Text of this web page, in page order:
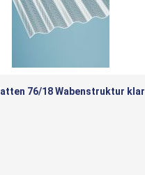
76/18 Wabenstruktur klar